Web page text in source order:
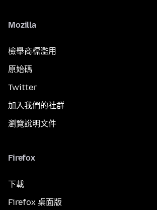
Mozilla
檢舉商標濫用
原始碼
Twitter
加入我們的社群
瀏覽說明文件
Firefox
下載
Firefox 桌面版